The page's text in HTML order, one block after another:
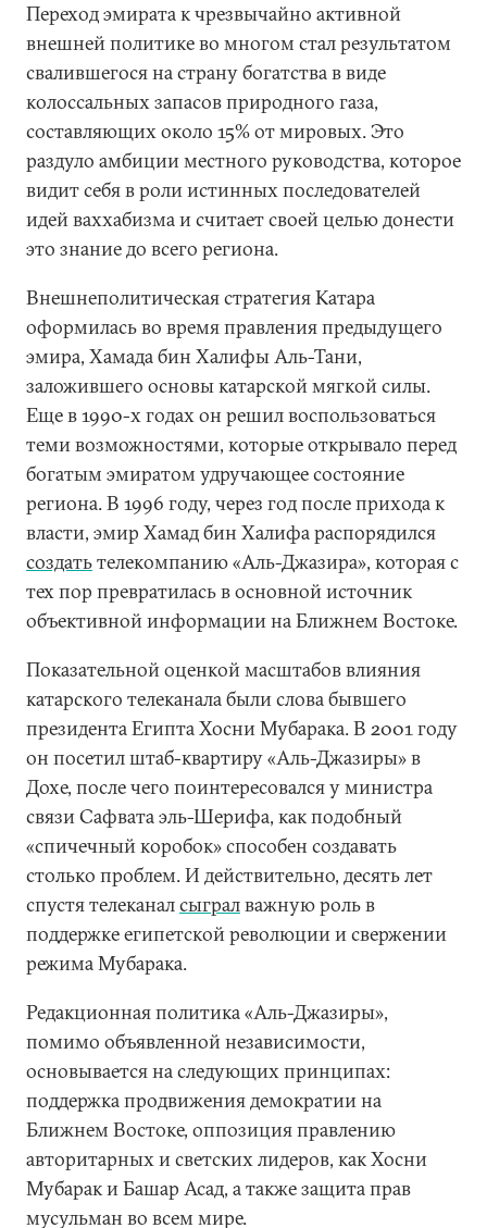
Переход эмирата к чрезвычайно активной
внешней политике во многом стал результатом
свалившегося на страну богатства в виде
колоссальных запасов природного газа,
составляющих около 15% от мировых. Это
раздуло амбиции местного руководства, которое
видит себя в роли истинных последователей
идей ваххабизма и считает своей целью донести
это знание до всего региона.
Внешнеполитическая стратегия Катара
оформилась во время правления предыдущего
эмира, Хамада бин Халифы Аль-Тани,
заложившего основы катарской мягкой силы.
Еще в 1990-х годах он решил воспользоваться
теми возможностями, которые открывало перед
богатым эмиратом удручающее состояние
региона. В 1996 году, через год после прихода к
власти, эмир Хамад бин Халифа распорядился
создатьтелекомпанию «Аль-Джазира», которая с
тех пор превратилась в основной источник
объективной информации на Ближнем Востоке.
Показательной оценкой масштабов влияния
катарского телеканала были слова бывшего
президента Египта Хосни Мубарака. В 2001 году
он посетил штаб-квартиру «Аль-Джазиры» в
Дохе, после чего поинтересовался у министра
связи Сафвата эль-Шерифа, как подобный
«спичечный коробок» способен создавать
столько проблем. И действительно, десять лет
спустя телеканалсыгралважную роль в
поддержке египетской революции и свержении
режима Мубарака.
Редакционная политика «Аль-Джазиры»,
помимо объявленной независимости,
основывается на следующих принципах:
поддержка продвижения демократии на
Ближнем Востоке, оппозиция правлению
авторитарных и светских лидеров, как Хосни
Мубарак и Башар Асад, а также защита прав
мусульман во всем мире.